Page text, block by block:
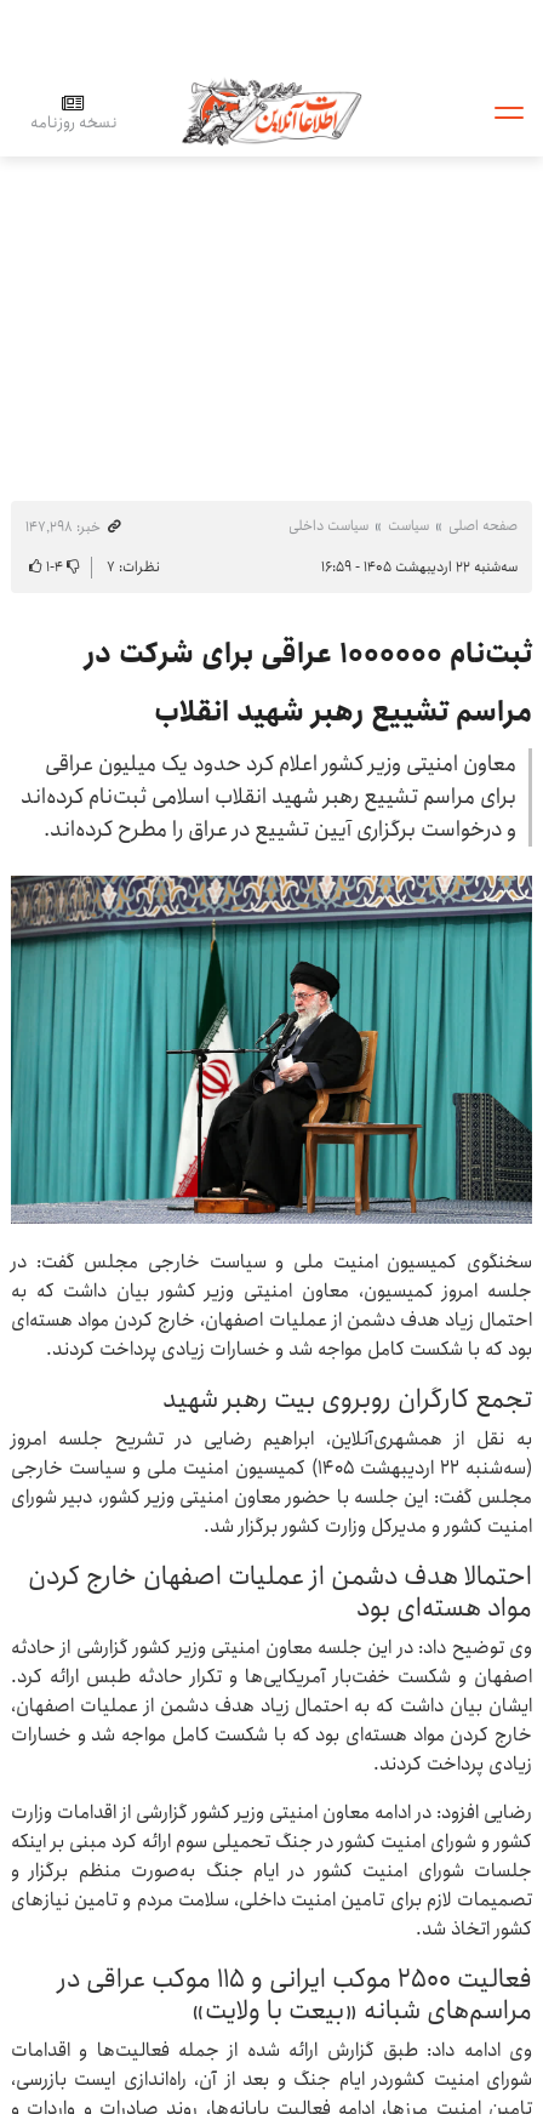
نسخه روزنامه
صفحه اصلی سیاست سیاست داخلی
خبر: ۱۴۷٬۲۹۸
سه‌شنبه ۲۲ اردیبهشت ۱۴۰۵ - ۱۶:۵۹
نظرات: ۷ ۴-۱
ثبت‌نام ۱۰۰۰۰۰۰ عراقی برای شرکت در
مراسم تشییع رهبر شهید انقلاب
معاون امنیتی وزیر کشور اعلام کرد حدود یک میلیون عراقی
برای مراسم تشییع رهبر شهید انقلاب اسلامی ثبت‌نام کرده‌اند
و درخواست برگزاری آیین تشییع در عراق را مطرح کرده‌اند.
سخنگوی کمیسیون امنیت ملی و سیاست خارجی مجلس گفت: در
جلسه امروز کمیسیون،‌ معاون امنیتی وزیر کشور بیان داشت که به
احتمال زیاد هدف دشمن از عملیات اصفهان، خارج کردن مواد هسته‌ای
بود که با شکست کامل مواجه شد و خسارات زیادی پرداخت کردند.
تجمع کارگران روبروی بیت رهبر شهید
به نقل از همشهری‌آنلاین، ابراهیم رضایی در تشریح جلسه امروز
(سه‌شنبه ۲۲ اردیبهشت ۱۴۰۵) کمیسیون امنیت ملی و سیاست خارجی
مجلس گفت: این جلسه با حضور معاون امنیتی وزیر کشور، دبیر شورای
امنیت کشور و مدیرکل وزارت کشور برگزار شد.
احتمالا هدف دشمن از عملیات اصفهان خارج کردن
مواد هسته‌ای بود
وی توضیح داد: در این جلسه معاون امنیتی وزیر کشور گزارشی از حادثه
اصفهان و شکست خفت‌بار آمریکایی‌ها و تکرار حادثه طبس ارائه کرد.
ایشان بیان داشت که به احتمال زیاد هدف دشمن از عملیات اصفهان،
خارج کردن مواد هسته‌ای بود که با شکست کامل مواجه شد و خسارات
زیادی پرداخت کردند.
رضایی افزود: در ادامه معاون امنیتی وزیر کشور گزارشی از اقدامات وزارت
کشور و شورای امنیت کشور در جنگ تحمیلی سوم ارائه کرد مبنی بر اینکه
جلسات شورای امنیت کشور در ایام جنگ به‌صورت منظم برگزار و
تصمیمات لازم برای تامین امنیت داخلی، سلامت مردم و تامین نیازهای
کشور اتخاذ شد.
فعالیت ۲۵۰۰ موکب ایرانی و ۱۱۵ موکب عراقی در
مراسم‌های شبانه «بیعت با ولایت»
وی ادامه داد: طبق گزارش ارائه شده از جمله فعالیت‌ها و اقدامات
شورای امنیت کشوردر ایام جنگ و بعد از آن، راه‌اندازی ایست‌ بازرسی،